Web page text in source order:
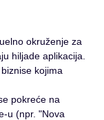
okruženje za
hiljade aplikacija.
kojima
pokreće na
u (npr. "Nova